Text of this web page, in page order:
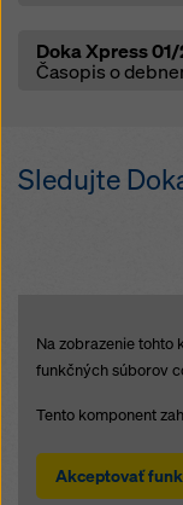
OpenDoka Xpress
Časopis o
Sledujte
Na zobrazenie tohto
funkčných súborov
Tento komponent
Akceptovať